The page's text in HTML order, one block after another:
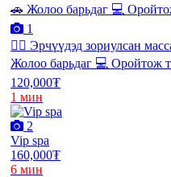
1
💆‍♂️ Эрчүүдэд зориулсан
Жолоо барьдаг 💻 Оройтож
120,000₮
1 мин
2
Vip spa
160,000₮
6 мин